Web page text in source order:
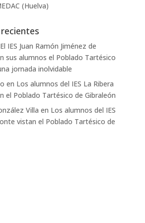
(Huelva)
El IES Juan Ramón Jiménez de
sus alumnos el Poblado Tartésico
jornada inolvidable
en Los alumnos del IES La Ribera
el Poblado Tartésico de Gibraleón
Villa en Los alumnos del IES
vistan el Poblado Tartésico de